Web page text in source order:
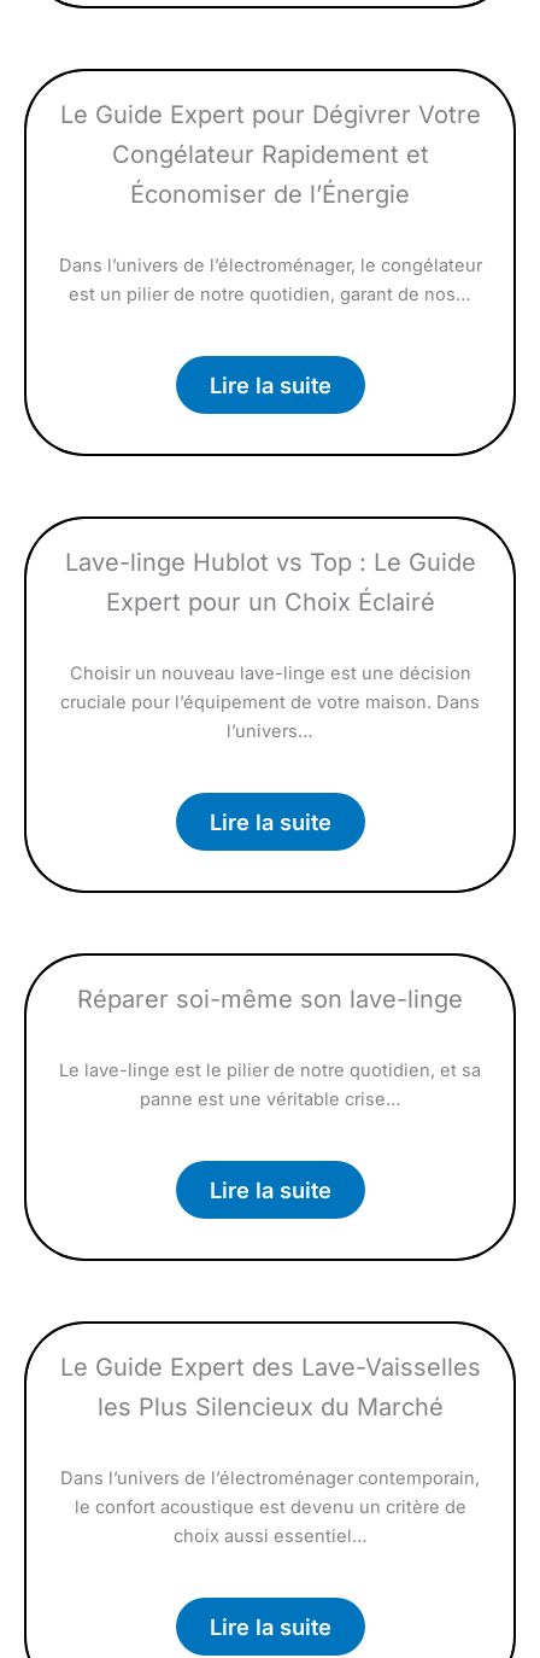
Le Guide Expert pour Dégivrer Votre
Congélateur Rapidement et
Économiser de l’Énergie
Dans l’univers de l’électroménager, le congélateur
est un pilier de notre quotidien, garant de nos…
Lire la suite
Lave-linge Hublot vs Top : Le Guide
Expert pour un Choix Éclairé
Choisir un nouveau lave-linge est une décision
cruciale pour l’équipement de votre maison. Dans
l’univers…
Lire la suite
Réparer soi-même son lave-linge
Le lave-linge est le pilier de notre quotidien, et sa
panne est une véritable crise…
Lire la suite
Le Guide Expert des Lave-Vaisselles
les Plus Silencieux du Marché
Dans l’univers de l’électroménager contemporain,
le confort acoustique est devenu un critère de
choix aussi essentiel…
Lire la suite